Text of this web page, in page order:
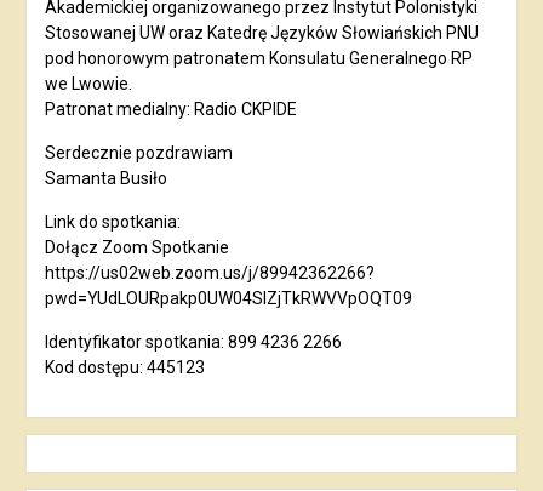
Akademickiej organizowanego przez Instytut Polonistyki
Stosowanej UW oraz Katedrę Języków Słowiańskich PNU
pod honorowym patronatem Konsulatu Generalnego RP
we Lwowie.
Patronat medialny: Radio CKPIDE
Serdecznie pozdrawiam
Samanta Busiło
Link do spotkania:
Dołącz Zoom Spotkanie
https://us02web.zoom.us/j/89942362266?
pwd=YUdLOURpakp0UW04SlZjTkRWVVpOQT09
Identyfikator spotkania: 899 4236 2266
Kod dostępu: 445123